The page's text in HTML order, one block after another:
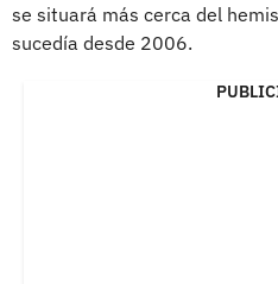
se situará más cerca del
sucedía desde 2006.